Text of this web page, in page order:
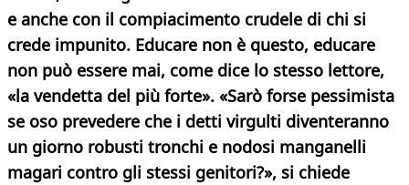
e anche con il compiacimento crudele di chi si
crede impunito. Educare non è questo, educare
non può essere mai, come dice lo stesso lettore,
«la vendetta del più forte». «Sarò forse pessimista
se oso prevedere che i detti virgulti diventeranno
un giorno robusti tronchi e nodosi manganelli
magari contro gli stessi genitori?», si chiede